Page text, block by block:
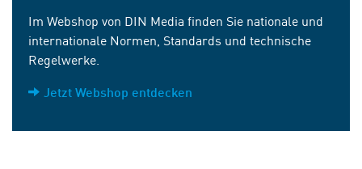
Im Webshop von DIN Media finden Sie nationale und
internationale Normen, Standards und technische
Regelwerke.
Jetzt Webshop entdecken